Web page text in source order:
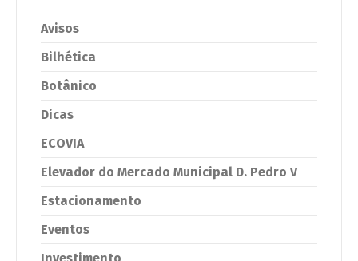
Avisos
Bilhética
Botânico
Dicas
ECOVIA
Elevador do Mercado Municipal D. Pedro V
Estacionamento
Eventos